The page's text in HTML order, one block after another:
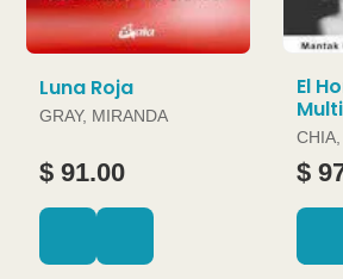
Luna Roja
GRAY, MIRANDA
$ 91.00
El
$